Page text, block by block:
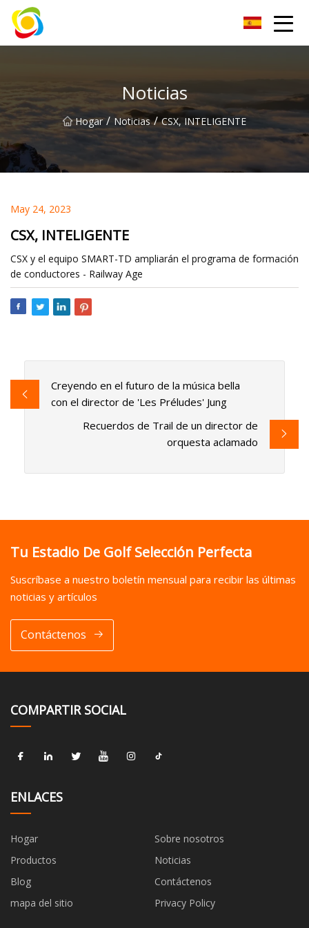
Noticias
Hogar / Noticias / CSX, INTELIGENTE
May 24, 2023
CSX, INTELIGENTE
CSX y el equipo SMART-TD ampliarán el programa de formación
de conductores - Railway Age
Creyendo en el futuro de la música bella
con el director de 'Les Préludes' Jung
Recuerdos de Trail de un director de
orquesta aclamado
Tu Estadio De Golf Selección Perfecta
Suscríbase a nuestro boletín mensual para recibir las últimas
noticias y artículos
Contáctenos
COMPARTIR SOCIAL
ENLACES
Hogar
Sobre nosotros
Productos
Noticias
Blog
Contáctenos
mapa del sitio
Privacy Policy